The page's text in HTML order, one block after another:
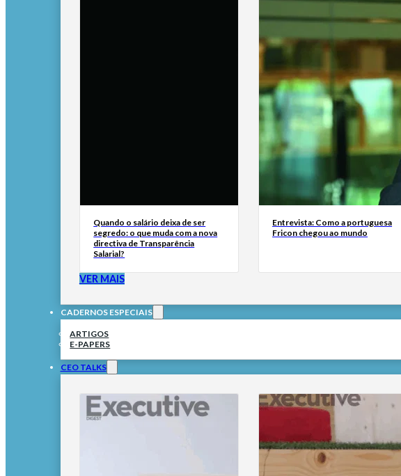
Quando o salário deixa de ser
segredo: o que muda com a nova
directiva de Transparência
Salarial?
Entrevista: Como a portuguesa
Fricon chegou ao mundo
VER MAIS
CADERNOS ESPECIAIS
ARTIGOS
E-PAPERS
CEO TALKS